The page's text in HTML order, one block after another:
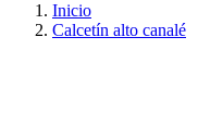
Inicio
Calcetín alto canalé